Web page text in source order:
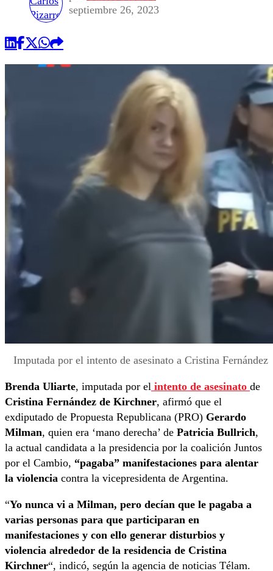
Universidad de Chile
Sustentabilidad
septiembre 26, 2023
Imputada por el intento de asesinato a Cristina Fernández
Brenda Uliarte, imputada por el intento de asesinato de
Cristina Fernández de Kirchner, afirmó que el
exdiputado de Propuesta Republicana (PRO) Gerardo
Milman, quien era ‘mano derecha’ de Patricia Bullrich,
la actual candidata a la presidencia por la coalición Juntos
por el Cambio, “pagaba” manifestaciones para alentar
la violencia contra la vicepresidenta de Argentina.
“Yo nunca vi a Milman, pero decían que le pagaba a
varias personas para que participaran en
manifestaciones y con ello generar disturbios y
violencia alrededor de la residencia de Cristina
Kirchner“, indicó, según la agencia de noticias Télam.